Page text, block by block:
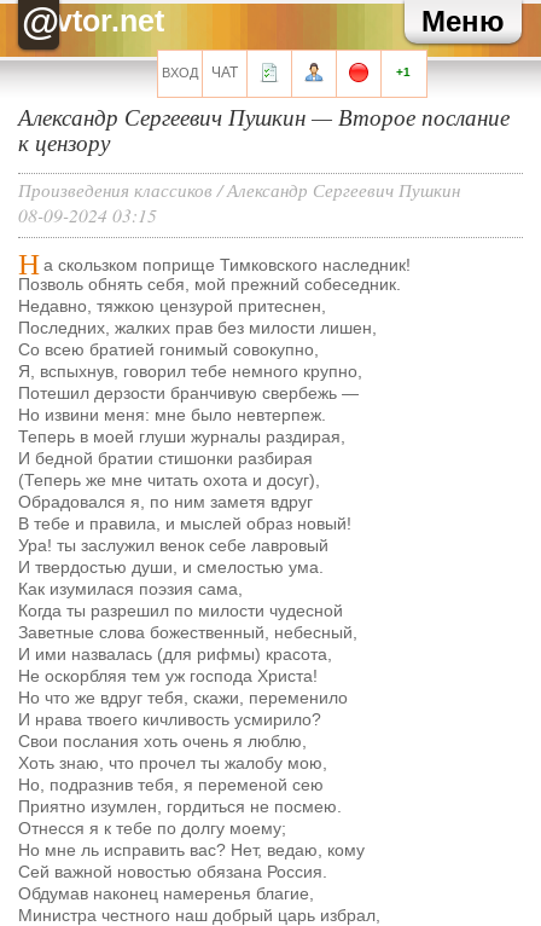
Меню
@vtor.net
Зайка
Как там твоя карьера?
Зайка
Хаммер, привет!
Хелла Черноушева
И трехведерная клизма для профилактики
Художнику тоже иногда нужен окулист...
Все сообщения мини-чата
Запомнить?
Регистрация
Забыли свой пароль?
Перейти на полную версию
ВХОД ЧАТ +1
Александр Сергеевич Пушкин — Второе послание
к цензору
Произведения классиков /Александр Сергеевич Пушкин
08-09-2024 03:15
На скользком поприще Тимковского наследник!
Позволь обнять себя, мой прежний собеседник.
Недавно, тяжкою цензурой притеснен,
Последних, жалких прав без милости лишен,
Со всею братией гонимый совокупно,
Я, вспыхнув, говорил тебе немного крупно,
Потешил дерзости бранчивую свербежь —
Но извини меня: мне было невтерпеж.
Теперь в моей глуши журналы раздирая,
И бедной братии стишонки разбирая
(Теперь же мне читать охота и досуг),
Обрадовался я, по ним заметя вдруг
В тебе и правила, и мыслей образ новый!
Ура! ты заслужил венок себе лавровый
И твердостью души, и смелостью ума.
Как изумилася поэзия сама,
Когда ты разрешил по милости чудесной
Заветные слова божественный, небесный,
И ими назвалась (для рифмы) красота,
Не оскорбляя тем уж господа Христа!
Но что же вдруг тебя, скажи, переменило
И нрава твоего кичливость усмирило?
Свои послания хоть очень я люблю,
Хоть знаю, что прочел ты жалобу мою,
Но, подразнив тебя, я переменой сею
Приятно изумлен, гордиться не посмею.
Отнесся я к тебе по долгу моему;
Но мне ль исправить вас? Нет, ведаю, кому
Сей важной новостью обязана Россия.
Обдумав наконец намеренья благие,
Министра честного наш добрый царь избрал,